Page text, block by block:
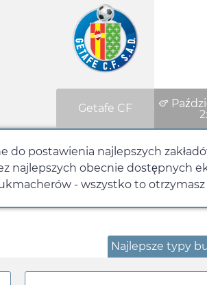
Getafe CF
postawienia najlepszych
najlepszych obecnie dostępnych
- wszystko to
Najlepsze typy